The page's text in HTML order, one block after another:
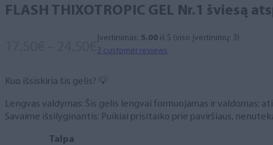
FLASH THIXOTROPIC GEL Nr.1 šviesą
Price
17.50€
through
24.50€
Įvertinimas: 5.00 iš 5 (viso įvertinimų: 3 )
3 customer reviews
Kuo išsiskiria šis gelis? 💡
Lengvas valdymas: Šis gelis lengvai formuojamas ir
Savaime išsilyginantis: Puikiai prisitaiko prie paviršiaus,
Talpa